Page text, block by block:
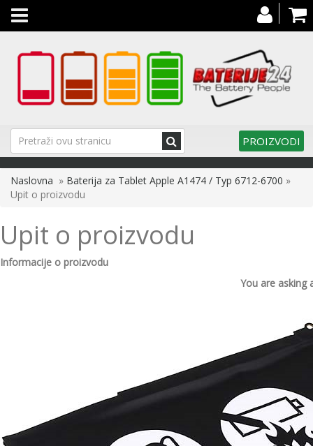
Toggle
navigation
PROIZVODI
Naslovna » Baterija za Tablet Apple A1474 / Typ 6712-6700 »
Upit o proizvodu
Upit o proizvodu
Informacije o proizvodu
You are asking